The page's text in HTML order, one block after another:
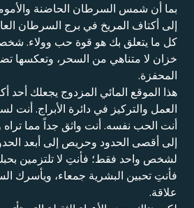
بما أن شمس السرطان الحاضنة
إلى أكتاف المريخ في برج السرطان
كل ما يتعلق بك هو قوة حب وولاء.
خزان لا متناهي من السحر، وتعكسها
المحفزة.
هذا الموقع المائي المزدوج يجعلك أحد
العمل والتركيز في دائرة الأبراج.
أنت الحب نفسه. أنت واثق جداً مما
إلى أقصى الحدود وحريص إلى أبعد
لشخص واحد فقط؛ فأنتِ لا تلتزمين
فأنتِ تحبين البشرية جمعاء، ويأسرك
علاقة.